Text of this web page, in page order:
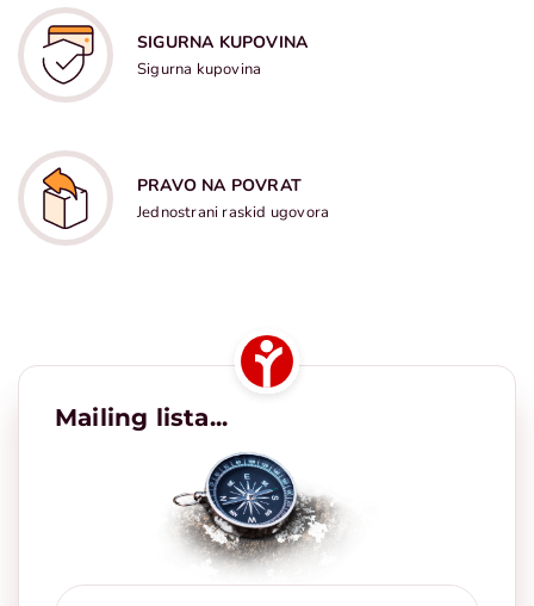
SIGURNA KUPOVINA
Sigurna kupovina
PRAVO NA POVRAT
Jednostrani raskid ugovora
Mailing lista...